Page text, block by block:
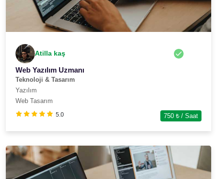
Atilla kaş
Web Yazılım Uzmanı
Teknoloji & Tasarım
Yazılım
Web Tasarım
5.0 750 ₺ / Saat